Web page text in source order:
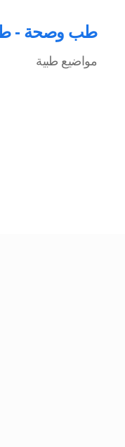
طب وصحة -
مواضيع طبية